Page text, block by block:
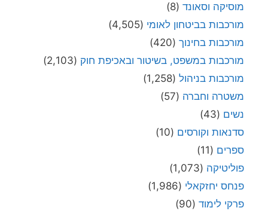
מוסיקה וסאונד (8)
מורכבות בביטחון לאומי (4,505)
מורכבות בחינוך (420)
מורכבות במשפט, בשיטור ובאכיפת חוק (2,103)
מורכבות בניהול (1,258)
משטרה וחברה (57)
נשים (43)
סדנאות וקורסים (10)
ספרים (11)
פוליטיקה (1,073)
פנחס יחזקאלי (1,986)
פרקי לימוד (90)